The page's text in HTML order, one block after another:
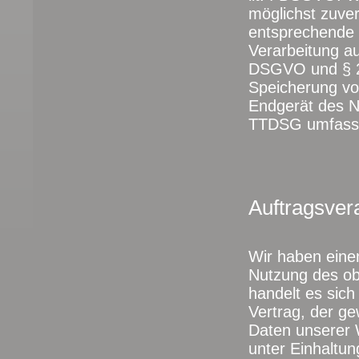
möglichst
Verarbeitung
DSGVO und §
Speicherung
Endgerät des
TTDSG
Wir haben
Nutzung des
handelt es
Vertrag, der
Daten unserer
unter